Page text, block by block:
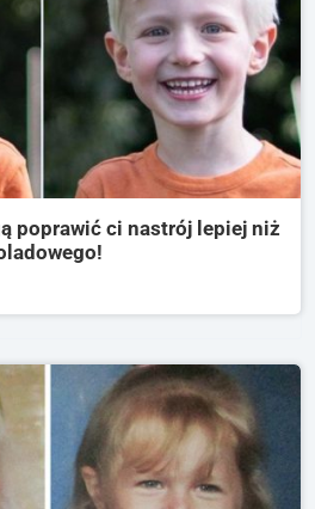
poprawić ci nastrój lepiej niż